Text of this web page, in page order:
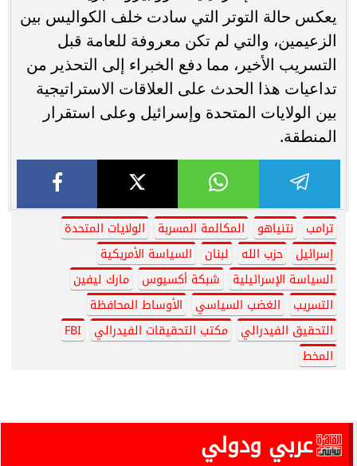
يعكس حالة التوتر التي سادت خلف الكواليس بين
الزعيمين، والتي لم تكن معروفة للعامة قبل
التسريب الأخير، مما دفع الخبراء إلى التحذير من
تداعيات هذا الحدث على العلاقات الاستراتيجية
بين الولايات المتحدة وإسرائيل وعلى استقرار
المنطقة.
ترامب نتنياهو المكالمة المسربة
الولايات المتحدة
إسرائيل
حزب الله لبنان
السياسة الأمريكية
السياسة الإسرائيلية
شبكة أكسيوس
مارك ليفين
التسريب
الغضب السياسي
الأوساط المحافظة
التحقيق الفيدرالي
مكتب التحقيقات الفيدرالي
FBI
المخط
عربي ودولي